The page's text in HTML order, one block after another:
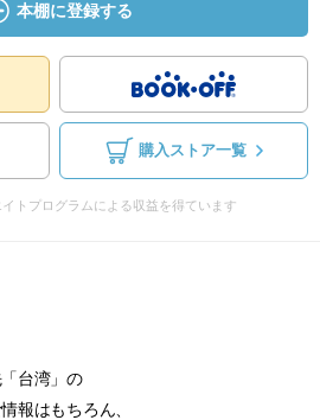
本棚に登録する
購入ストア一覧
トプログラムによる収益を得ています
台湾」の
報はもちろん、